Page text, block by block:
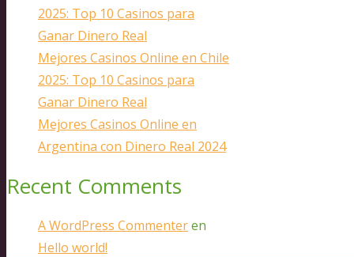
2025: Top 10 Casinos para
Ganar Dinero Real
Mejores Casinos Online en Chile
2025: Top 10 Casinos para
Ganar Dinero Real
Mejores Casinos Online en
Argentina con Dinero Real 2024
Recent Comments
A WordPress Commenteren
Hello world!